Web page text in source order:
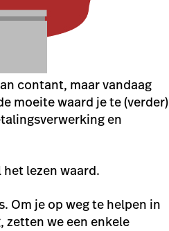
contant, maar vandaag
moeite waard je te (verder)
en
lezen waard.
Om je op weg te helpen in
we een enkele